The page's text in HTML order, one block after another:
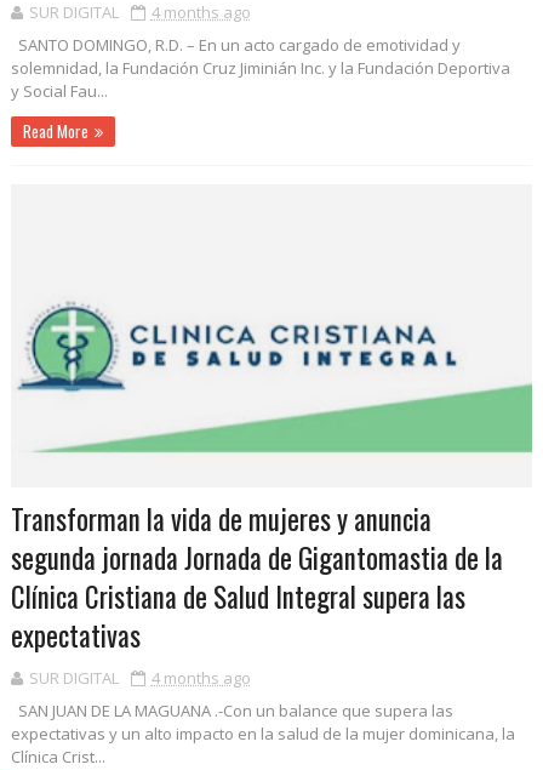
SUR DIGITAL
4 months ago
SANTO DOMINGO, R.D. – En un acto cargado de emotividad y
solemnidad, la Fundación Cruz Jiminián Inc. y la Fundación Deportiva
y Social Fau...
Read More
Transforman la vida de mujeres y anuncia
segunda jornada Jornada de Gigantomastia de la
Clínica Cristiana de Salud Integral supera las
expectativas
SUR DIGITAL
4 months ago
SAN JUAN DE LA MAGUANA .-Con un balance que supera las
expectativas y un alto impacto en la salud de la mujer dominicana, la
Clínica Crist...